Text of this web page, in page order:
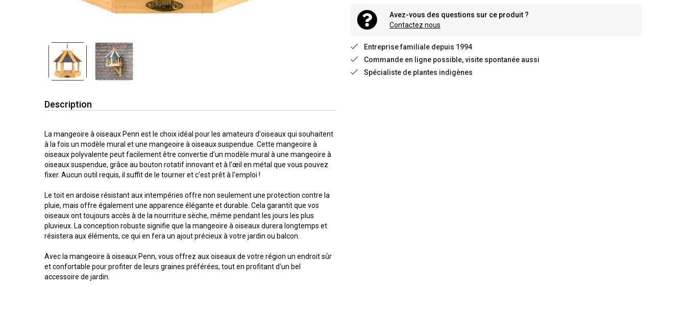
Avez-vous des questions sur ce produit ?
Contactez nous
Entreprise familiale depuis 1994
Commande en ligne possible, visite spontanée aussi
Spécialiste de plantes indigènes
Description
La mangeoire à oiseaux Penn est le choix idéal pour les amateurs d'oiseaux qui souhaitent
à la fois un modèle mural et une mangeoire à oiseaux suspendue. Cette mangeoire à
oiseaux polyvalente peut facilement être convertie d'un modèle mural à une mangeoire à
oiseaux suspendue, grâce au bouton rotatif innovant et à l'œil en métal que vous pouvez
fixer. Aucun outil requis, il suffit de le tourner et c'est prêt à l'emploi !
Le toit en ardoise résistant aux intempéries offre non seulement une protection contre la
pluie, mais offre également une apparence élégante et durable. Cela garantit que vos
oiseaux ont toujours accès à de la nourriture sèche, même pendant les jours les plus
pluvieux. La conception robuste signifie que la mangeoire à oiseaux durera longtemps et
résistera aux éléments, ce qui en fera un ajout précieux à votre jardin ou balcon.
Avec la mangeoire à oiseaux Penn, vous offrez aux oiseaux de votre région un endroit sûr
et confortable pour profiter de leurs graines préférées, tout en profitant d'un bel
accessoire de jardin.